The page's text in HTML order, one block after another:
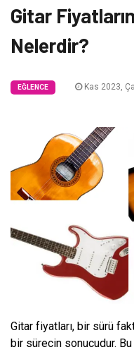
Gitar
Nelerdir?
EĞLENCE Kas 2023,
Gitar fiyatları, bir sürü
bir sürecin sonucudur.